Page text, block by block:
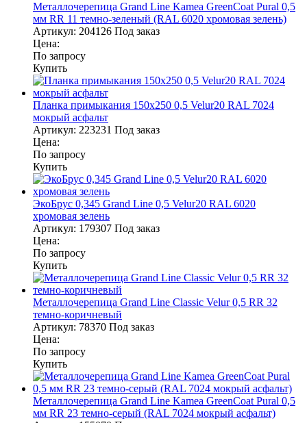
Металлочерепица Grand Line Kamea GreenCoat Pural 0,5
мм RR 11 темно-зеленый (RAL 6020 хромовая зелень)
Артикул: 204126 Под заказ
Цена:
По запросу
Купить
Планка примыкания 150х250 0,5 Velur20 RAL 7024
мокрый асфальт
Артикул: 223231 Под заказ
Цена:
По запросу
Купить
ЭкоБрус 0,345 Grand Line 0,5 Velur20 RAL 6020
хромовая зелень
Артикул: 179307 Под заказ
Цена:
По запросу
Купить
Металлочерепица Grand Line Classic Velur 0,5 RR 32
темно-коричневый
Артикул: 78370 Под заказ
Цена:
По запросу
Купить
Металлочерепица Grand Line Kamea GreenCoat Pural 0,5
мм RR 23 темно-серый (RAL 7024 мокрый асфальт)